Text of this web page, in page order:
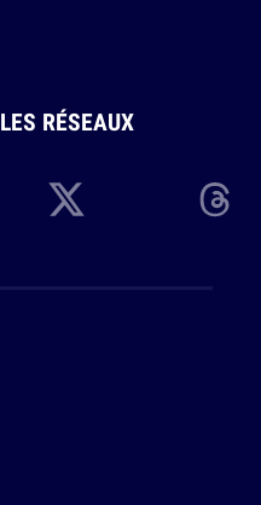
LES RÉSEAUX